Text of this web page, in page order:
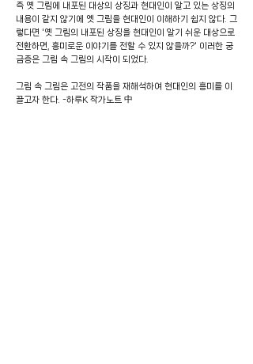
즉 옛 그림에 내포된 대상의 상징과 현대인이 알고 있는 상징의
내용이 같지 않기에 옛 그림을 현대인이 이해하기 쉽지 않다. 그
렇다면 '옛 그림의 내포된 상징을 현대인이 알기 쉬운 대상으로
전환하면, 흥미로운 이야기를 전할 수 있지 않을까?' 이러한 궁
금증은 그림 속 그림의 시작이 되었다.
그림 속 그림은 고전의 작품을 재해석하여 현대인의 흥미를 이
끌고자 한다. -하루K 작가노트 中